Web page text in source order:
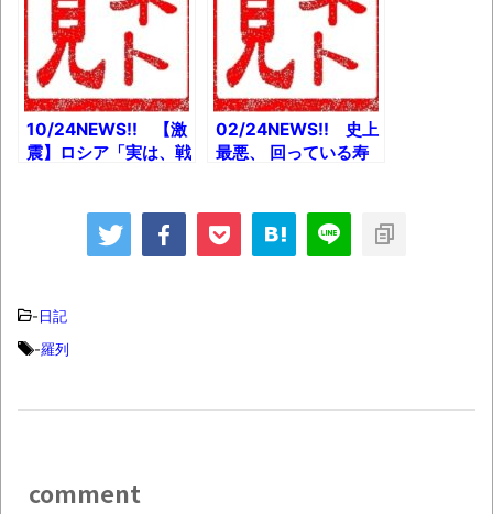
セ！とか 統一教会を
追い出したシンガポー
ルのやり方とか
容疑者の崇拝者が続出
とか Adoさん、信じ
られない過去が発覚ｗ
とか
10/24NEWS!! 【激
震】ロシア「実は、戦
カハラだ」群馬大医学
部「3分の1が留年」
らマナーが悪かったと
か
02/24NEWS!! 史上
最悪、 回っている寿
【緊急】すき家、値上
げとか 【悲報】令和
-日記
-羅列
comment